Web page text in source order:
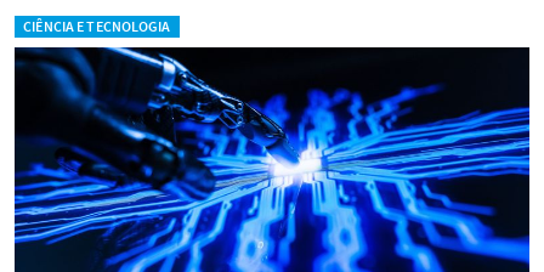
CIÊNCIA E TECNOLOGIA